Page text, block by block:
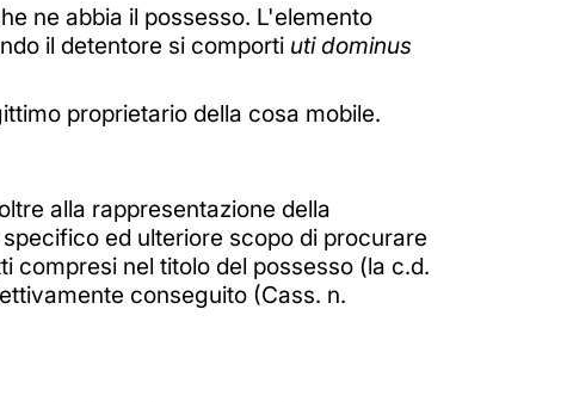
ne abbia il possesso. L'elemento
il detentore si comporti uti dominus
proprietario della cosa mobile.
alla rappresentazione della
ed ulteriore scopo di procurare
compresi nel titolo del possesso (la c.d.
conseguito (Cass. n.